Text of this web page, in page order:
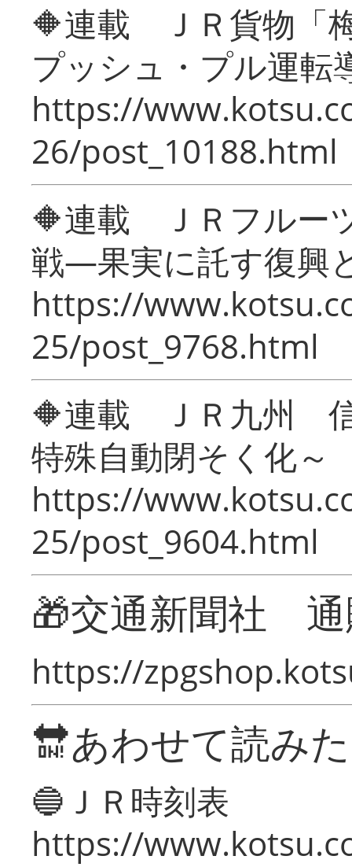
🔶連載 ＪＲ貨物「
プッシュ・プル運転
https://
26/post_10188.html
🔶連載 ＪＲフルー
戦―果実に託す復興
https://
25/post_9768.html
🔶連載 ＪＲ九州 信
特殊自動閉そく化～
https://
25/post_9604.html
🎁交通新聞社
https://
🔛あわせて読み
🔵ＪＲ時刻表
https://